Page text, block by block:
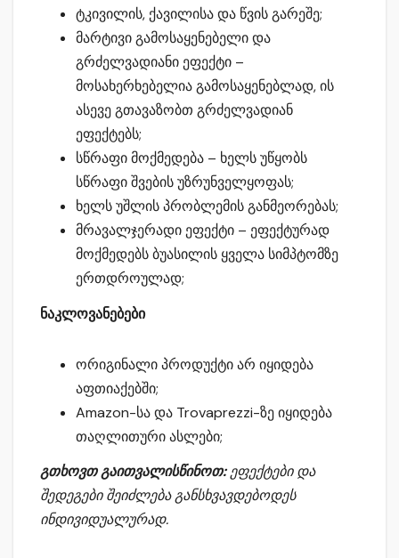
ტკივილის, ქავილისა და წვის გარეშე;
მარტივი გამოსაყენებელი და
გრძელვადიანი ეფექტი –
მოსახერხებელია გამოსაყენებლად, ის
ასევე გთავაზობთ გრძელვადიან
ეფექტებს;
სწრაფი მოქმედება – ხელს უწყობს
სწრაფი შვების უზრუნველყოფას;
ხელს უშლის პრობლემის განმეორებას;
მრავალჯერადი ეფექტი – ეფექტურად
მოქმედებს ბუასილის ყველა სიმპტომზე
ერთდროულად;
ნაკლოვანებები
ორიგინალი პროდუქტი არ იყიდება
აფთიაქებში;
Amazon-სა და Trovaprezzi-ზე იყიდება
თაღლითური ასლები;
გთხოვთ გაითვალისწინოთ:ეფექტები და
შედეგები შეიძლება განსხვავდებოდეს
ინდივიდუალურად.